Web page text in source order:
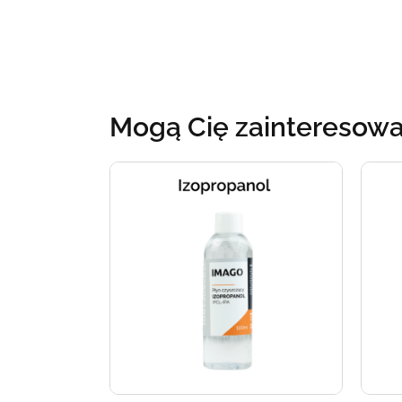
Mogą Cię